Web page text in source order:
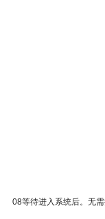
08等待进入系统后。无